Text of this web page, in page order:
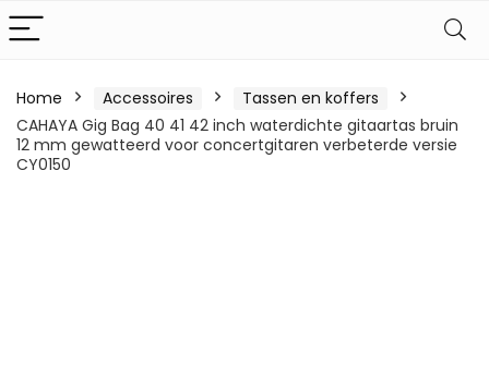
Home Accessoires
Tassen en koffers
CAHAYA Gig Bag 40 41 42 inch waterdichte gitaartas bruin
12 mm gewatteerd voor concertgitaren verbeterde versie
CY0150